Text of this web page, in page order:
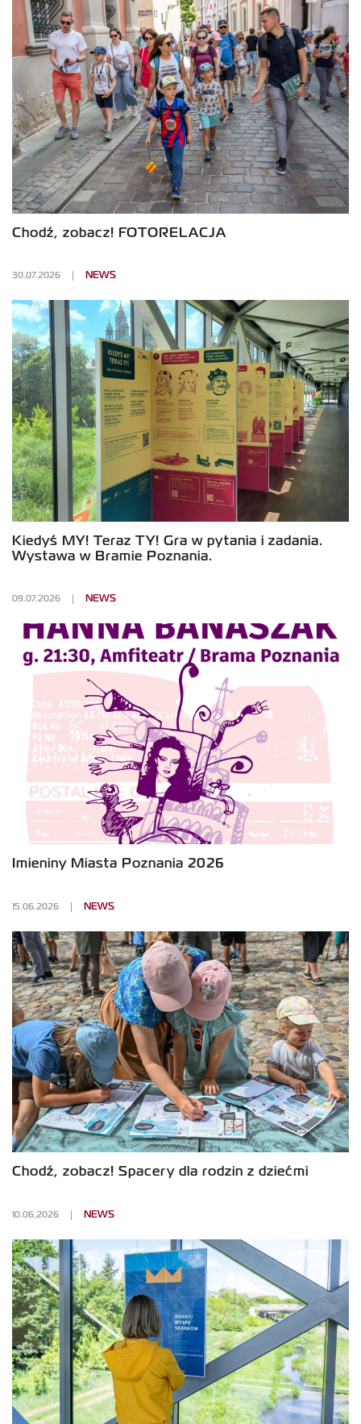
Chodź, zobacz! FOTORELACJA
30.07.2026 NEWS
Kiedyś MY! Teraz TY! Gra w pytania i zadania.
Wystawa w Bramie Poznania.
09.07.2026 NEWS
Imieniny Miasta Poznania 2026
15.06.2026 NEWS
Chodź, zobacz! Spacery dla rodzin z dziećmi
10.06.2026 NEWS